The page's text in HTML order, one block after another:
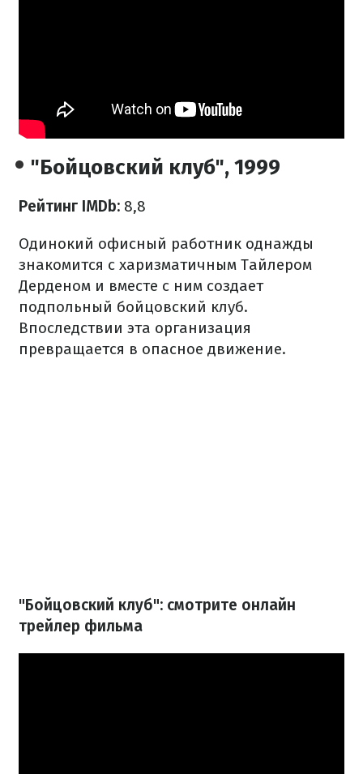
"Бойцовский клуб", 1999
Рейтинг IMDb: 8,8
Одинокий офисный работник однажды
знакомится с харизматичным Тайлером
Дерденом и вместе с ним создает
подпольный бойцовский клуб.
Впоследствии эта организация
превращается в опасное движение.
"Бойцовский клуб": смотрите онлайн
трейлер фильма